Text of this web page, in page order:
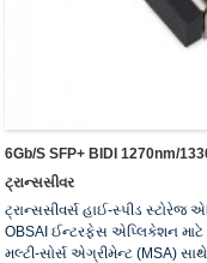
6Gb/s SFP+ BIDI 1270nm/
ટ્રાન્સસીવર
ટ્રાન્સસીવર્સ હાઈ-સ્પીડ સ્ટોરેજ
OBSAI ઈન્ટરફેસ એપ્લિકેશન માટે
મલ્ટી-સોર્સ એગ્રીમેન્ટ (MSA)